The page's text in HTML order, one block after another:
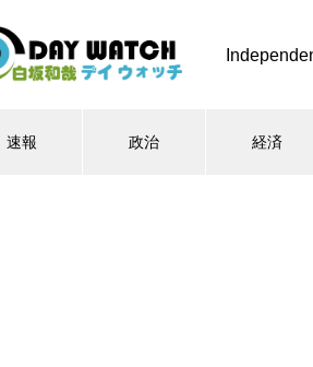
速報 政治 経済